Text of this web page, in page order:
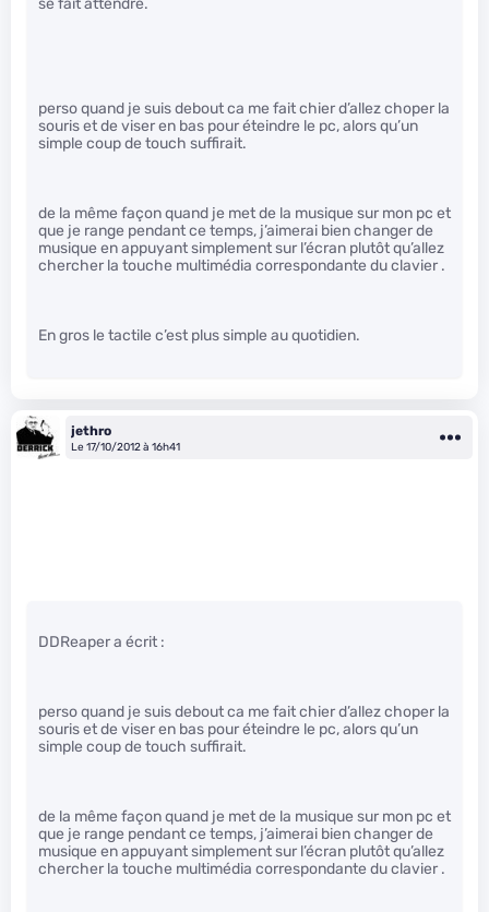
se fait attendre.
perso quand je suis debout ca me fait chier d’allez choper la
souris et de viser en bas pour éteindre le pc, alors qu’un
simple coup de touch suffirait.
de la même façon quand je met de la musique sur mon pc et
que je range pendant ce temps, j’aimerai bien changer de
musique en appuyant simplement sur l’écran plutôt qu’allez
chercher la touche multimédia correspondante du clavier .
En gros le tactile c’est plus simple au quotidien.
jethro
Le 17/10/2012 à 16h41
DDReaper a écrit :
perso quand je suis debout ca me fait chier d’allez choper la
souris et de viser en bas pour éteindre le pc, alors qu’un
simple coup de touch suffirait.
de la même façon quand je met de la musique sur mon pc et
que je range pendant ce temps, j’aimerai bien changer de
musique en appuyant simplement sur l’écran plutôt qu’allez
chercher la touche multimédia correspondante du clavier .